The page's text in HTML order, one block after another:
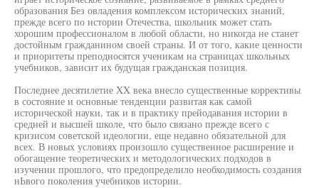
образования Без овладения комплексом исторических знаний,
прежде всего по истории Отечества, школьник может стать
хорошим профессионалом в любой области, но никогда не станет
достойным гражданином своей страны. И от того, какие ценности
и приоритеты преподносятся ученикам на страницах школьных
учебников, зависит их будущая гражданская позиция.
Последнее десятилетие XX века внесло существенные коррективы
в состояние и основные тенденции развитая как самой
исторической науки, так и в практику прейодавания истории в
средней и высшей школе, что было связано прежде всего с
кризисом советской идеологии, еще недавно обязательной для
всех. В новых условиях произошло существенное расширение и
обогащение теоретических и методологических подходов в
изучении прошлого, что предопределило необходимость создания
нЬвого поколения учебников истории.